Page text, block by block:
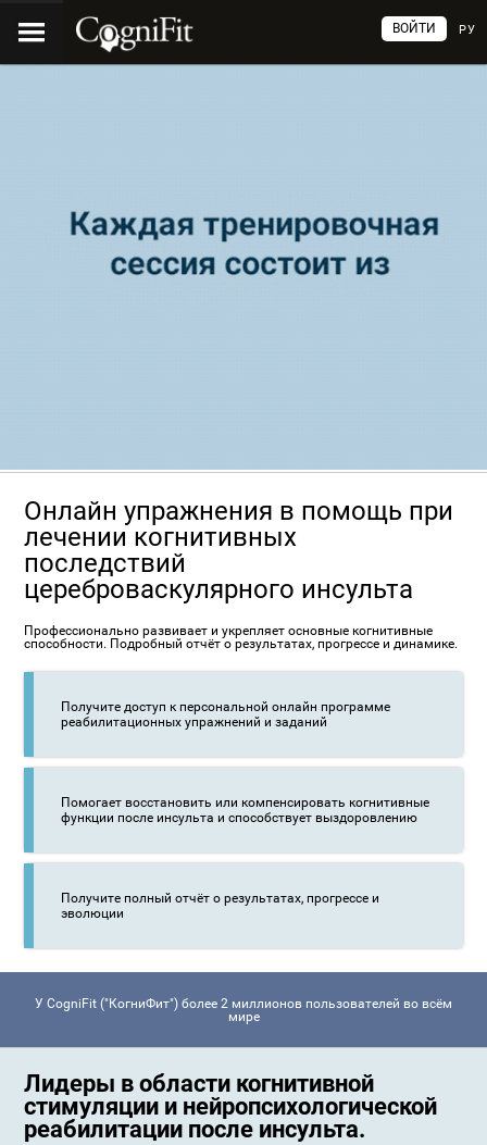
РУ
ВОЙТИ
Онлайн упражнения в помощь при
лечении когнитивных
последствий
цереброваскулярного инсульта
Профессионально развивает и укрепляет основные когнитивные
способности. Подробный отчёт о результатах, прогрессе и динамике.
Получите доступ к персональной онлайн программе
реабилитационных упражнений и заданий
Помогает восстановить или компенсировать когнитивные
функции после инсульта и способствует выздоровлению
Получите полный отчёт о результатах, прогрессе и
эволюции
У CogniFit ("КогниФит") более 2 миллионов пользователей во всём
мире
Лидеры в области когнитивной
стимуляции и нейропсихологической
реабилитации после инсульта.